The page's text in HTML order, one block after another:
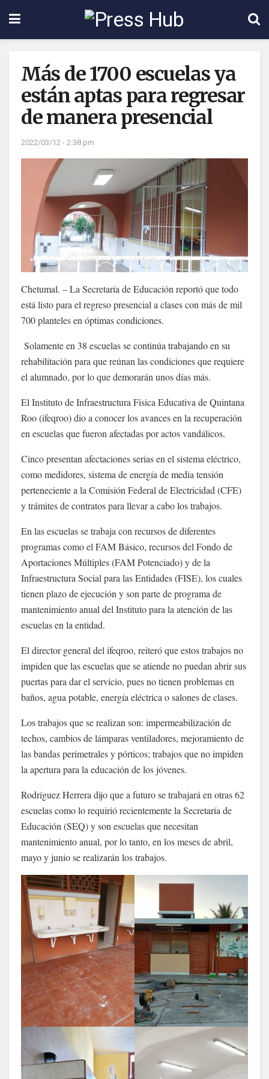
Más de 1700 escuelas ya
están aptas para regresar
de manera presencial
2022/03/12 - 2:38 pm
Chetumal. – La Secretaría de Educación reportó que todo
está listo para el regreso presencial a clases con más de mil
700 planteles en óptimas condiciones.
Solamente en 38 escuelas se continúa trabajando en su
rehabilitación para que reúnan las condiciones que requiere
el alumnado, por lo que demorarán unos días más.
El Instituto de Infraestructura Física Educativa de Quintana
Roo (ifeqroo) dio a conocer los avances en la recuperación
en escuelas que fueron afectadas por actos vandálicos.
Cinco presentan afectaciones serias en el sistema eléctrico,
como medidores, sistema de energía de media tensión
perteneciente a la Comisión Federal de Electricidad (CFE)
y trámites de contratos para llevar a cabo los trabajos.
En las escuelas se trabaja con recursos de diferentes
programas como el FAM Básico, recursos del Fondo de
Aportaciones Múltiples (FAM Potenciado) y de la
Infraestructura Social para las Entidades (FISE), los cuales
tienen plazo de ejecución y son parte de programa de
mantenimiento anual del Instituto para la atención de las
escuelas en la entidad.
El director general del ifeqroo, reiteró que estos trabajos no
impiden que las escuelas que se atiende no puedan abrir sus
puertas para dar el servicio, pues no tienen problemas en
baños, agua potable, energía eléctrica o salones de clases.
Los trabajos que se realizan son: impermeabilización de
techos, cambios de lámparas ventiladores, mejoramiento de
las bandas perimetrales y pórticos; trabajos que no impiden
la apertura para la educación de los jóvenes.
Rodríguez Herrera dijo que a futuro se trabajará en otras 62
escuelas como lo requirió recientemente la Secretaría de
Educación (SEQ) y son escuelas que necesitan
mantenimiento anual, por lo tanto, en los meses de abril,
mayo y junio se realizarán los trabajos.